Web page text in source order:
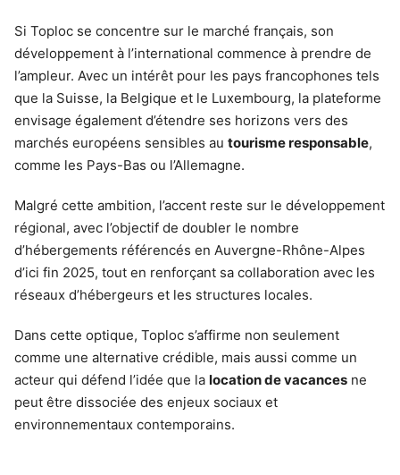
Si Toploc se concentre sur le marché français, son
développement à l’international commence à prendre de
l’ampleur. Avec un intérêt pour les pays francophones tels
que la Suisse, la Belgique et le Luxembourg, la plateforme
envisage également d’étendre ses horizons vers des
marchés européens sensibles au tourisme responsable,
comme les Pays-Bas ou l’Allemagne.
Malgré cette ambition, l’accent reste sur le développement
régional, avec l’objectif de doubler le nombre
d’hébergements référencés en Auvergne-Rhône-Alpes
d’ici fin 2025, tout en renforçant sa collaboration avec les
réseaux d’hébergeurs et les structures locales.
Dans cette optique, Toploc s’affirme non seulement
comme une alternative crédible, mais aussi comme un
acteur qui défend l’idée que la location de vacances ne
peut être dissociée des enjeux sociaux et
environnementaux contemporains.